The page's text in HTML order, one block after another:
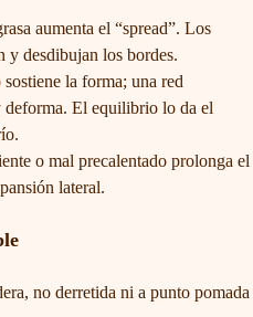
aumenta el “spread”. Los
y desdibujan los bordes.
la forma; una red
deforma. El equilibrio lo da el
o mal precalentado prolonga el
lateral.
no derretida ni a punto pomada